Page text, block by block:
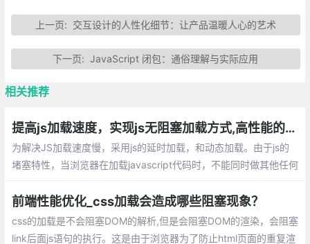
上一页: 交互设计的人性化细节：让产品温暖人心的艺术
下一页:JavaScript 闭包：通俗理解与实际应用
相关推荐
提高js加载速度，实现js无阻塞加载方式,高性能的加载执行JavaScript
为解决JS加载速度慢，采用js的延时加载，和动态加载。由于js的
堵塞特性，当浏览器在加载javascript代码时，不能同时做其他任何
久。
前端性能优化_css加载会造成哪些阻塞现象？
css的加载是不会阻塞DOM的解析,但是会阻塞DOM的渲染，会阻塞
link后面js语句的执行。这是由于浏览器为了防止html页面的重复渲